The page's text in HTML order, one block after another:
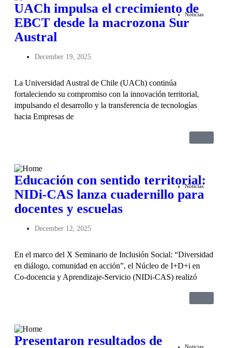
Noticias
UACh impulsa el crecimiento de
EBCT desde la macrozona Sur
Austral
December 19, 2025
La Universidad Austral de Chile (UACh) continúa
fortaleciendo su compromiso con la innovación territorial,
impulsando el desarrollo y la transferencia de tecnologías
hacia Empresas de
Noticias
Educación con sentido territorial:
NIDi-CAS lanza cuadernillo para
docentes y escuelas
December 12, 2025
En el marco del X Seminario de Inclusión Social: “Diversidad
en diálogo, comunidad en acción”, el Núcleo de I+D+i en
Co-docencia y Aprendizaje-Servicio (NIDi-CAS) realizó
Noticias
Presentaron resultados de